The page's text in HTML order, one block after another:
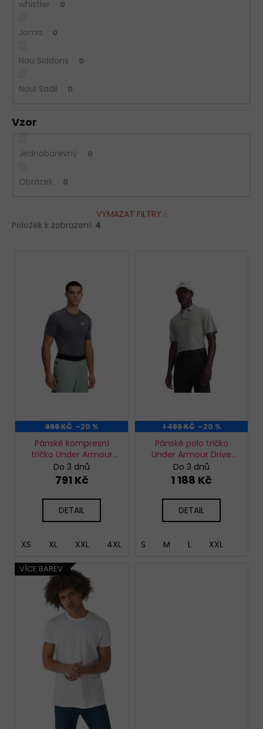
whistler 0
Joma 0
Nou Siddons 0
Noul Sadil 0
Vzor
Jednobarevný 0
Obrázek 0
VYMAZAT FILTRY
Položek k zobrazení: 4
t
ů
999 KČ –20 %
Pánské kompresní
tričko Under Armour
HG Armour Comp SS
Do 3 dnů
791 Kč
DETAIL
XS XL XXL 4XL 3XL
1 499 KČ –20 %
Pánské polo tričko
Under Armour Drive
Pique Polo
Do 3 dnů
1 188 Kč
DETAIL
S M L XXL
VÍCE BAREV